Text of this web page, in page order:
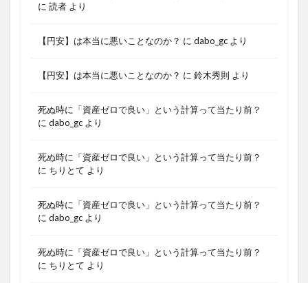
に 読者 より
【円安】は本当に悪いことなのか？ に dabo_gc より
【円安】は本当に悪いことなのか？ に 鈴木秀則 より
死ぬ時に「資産ゼロで良い」という計算って当たり前？
に dabo_gc より
死ぬ時に「資産ゼロで良い」という計算って当たり前？
に ちりとて より
死ぬ時に「資産ゼロで良い」という計算って当たり前？
に dabo_gc より
死ぬ時に「資産ゼロで良い」という計算って当たり前？
に ちりとて より